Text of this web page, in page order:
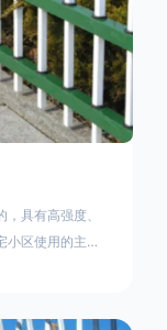
具有高强度、
小区使用的主流
就需要锌钢草坪